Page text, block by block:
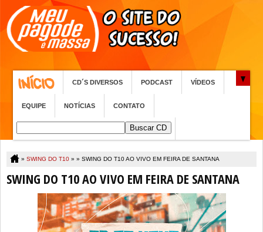
CD´S DIVERSOS PODCAST VÍDEOS
EQUIPE NOTÍCIAS CONTATO
» SWING DO T10 » » SWING DO T10 AO VIVO EM FEIRA DE SANTANA
SWING DO T10 AO VIVO EM FEIRA DE SANTANA